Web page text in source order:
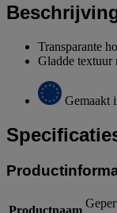
Transparante
Gladde textuur
Gemaakt